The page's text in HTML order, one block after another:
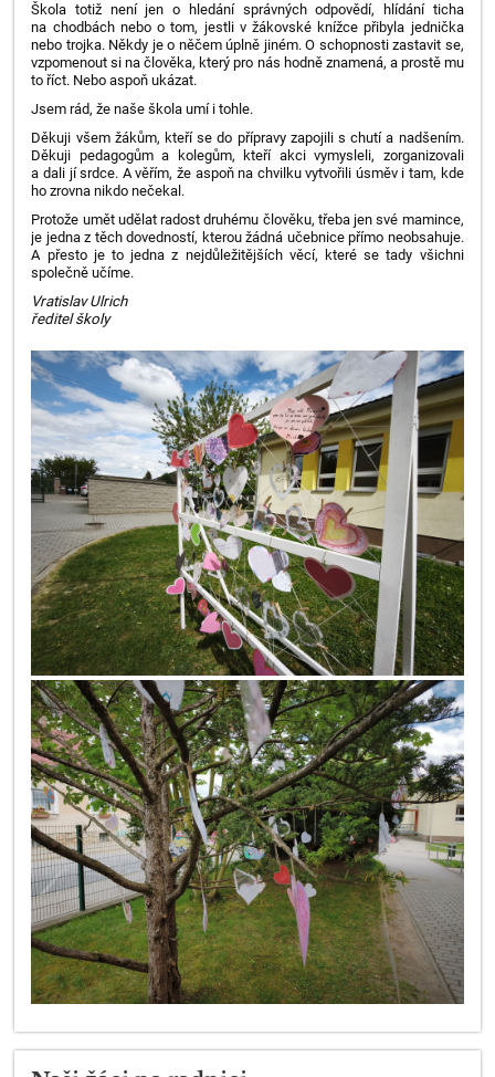
Škola totiž není jen o hledání správných odpovědí, hlídání ticha
na chodbách nebo o tom, jestli v žákovské knížce přibyla jednička
nebo trojka. Někdy je o něčem úplně jiném. O schopnosti zastavit se,
vzpomenout si na člověka, který pro nás hodně znamená, a prostě mu
to říct. Nebo aspoň ukázat.
Jsem rád, že naše škola umí i tohle.
Děkuji všem žákům, kteří se do přípravy zapojili s chutí a nadšením.
Děkuji pedagogům a kolegům, kteří akci vymysleli, zorganizovali
a dali jí srdce. A věřím, že aspoň na chvilku vytvořili úsměv i tam, kde
ho zrovna nikdo nečekal.
Protože umět udělat radost druhému člověku, třeba jen své mamince,
je jedna z těch dovedností, kterou žádná učebnice přímo neobsahuje.
A přesto je to jedna z nejdůležitějších věcí, které se tady všichni
společně učíme.
Vratislav Ulrich
ředitel školy